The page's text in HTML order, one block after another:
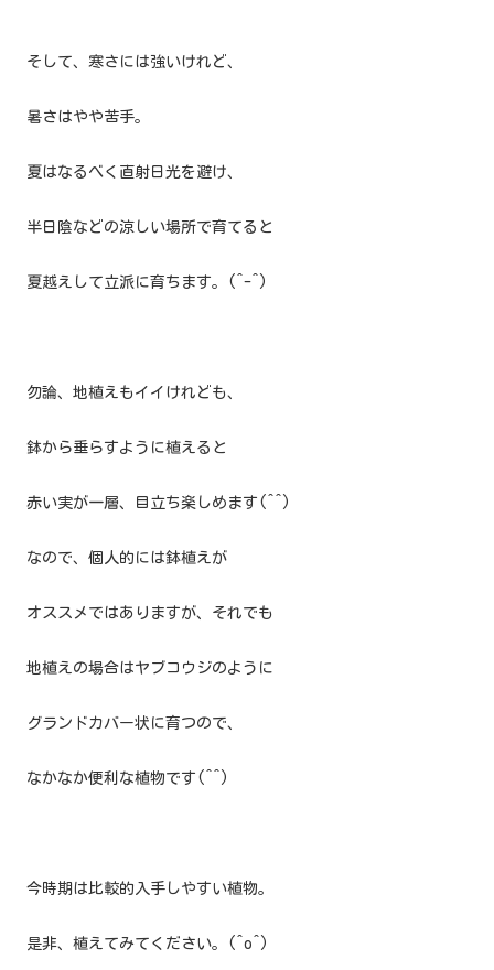
そして、寒さには強いけれど、
暑さはやや苦手。
夏はなるべく直射日光を避け、
半日陰などの涼しい場所で育てると
夏越えして立派に育ちます。(^-^)
勿論、地植えもイイけれども、
鉢から垂らすように植えると
赤い実が一層、目立ち楽しめます(^^)
なので、個人的には鉢植えが
オススメではありますが、それでも
地植えの場合はヤブコウジのように
グランドカバー状に育つので、
なかなか便利な植物です(^^)
今時期は比較的入手しやすい植物。
是非、植えてみてください。(^o^)